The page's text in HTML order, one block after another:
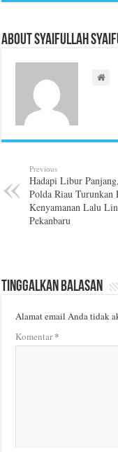
About Syaifullah
Previous
Hadapi Libur
Polda Riau Turunkan
Kenyamanan Lalu
Pekanbaru
Tinggalkan Balasan
Alamat email Anda tidak
Komentar*